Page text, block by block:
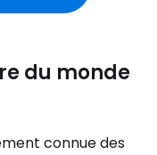
du monde
connue des